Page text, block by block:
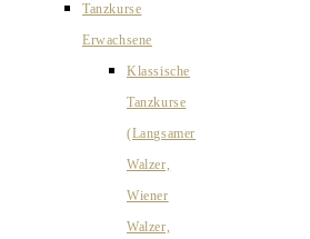
Tanzkurse
Erwachsene
Klassische
Tanzkurse
(Langsamer
Walzer,
Wiener
Walzer,